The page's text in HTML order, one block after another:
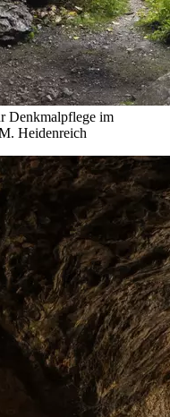
Denkmalpflege im
Heidenreich